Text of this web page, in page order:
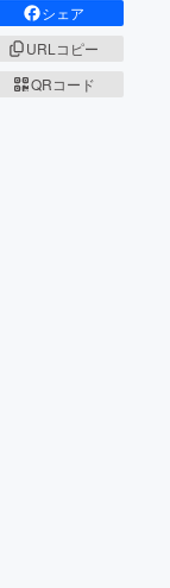
シェア
URLコピー
QRコード